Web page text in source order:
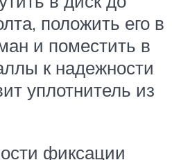
положить его в
и поместить в
к надежности
уплотнитель из
фиксации